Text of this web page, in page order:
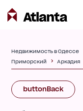
Недвижимость в Одессе
Приморский
Аркадия
buttonBack